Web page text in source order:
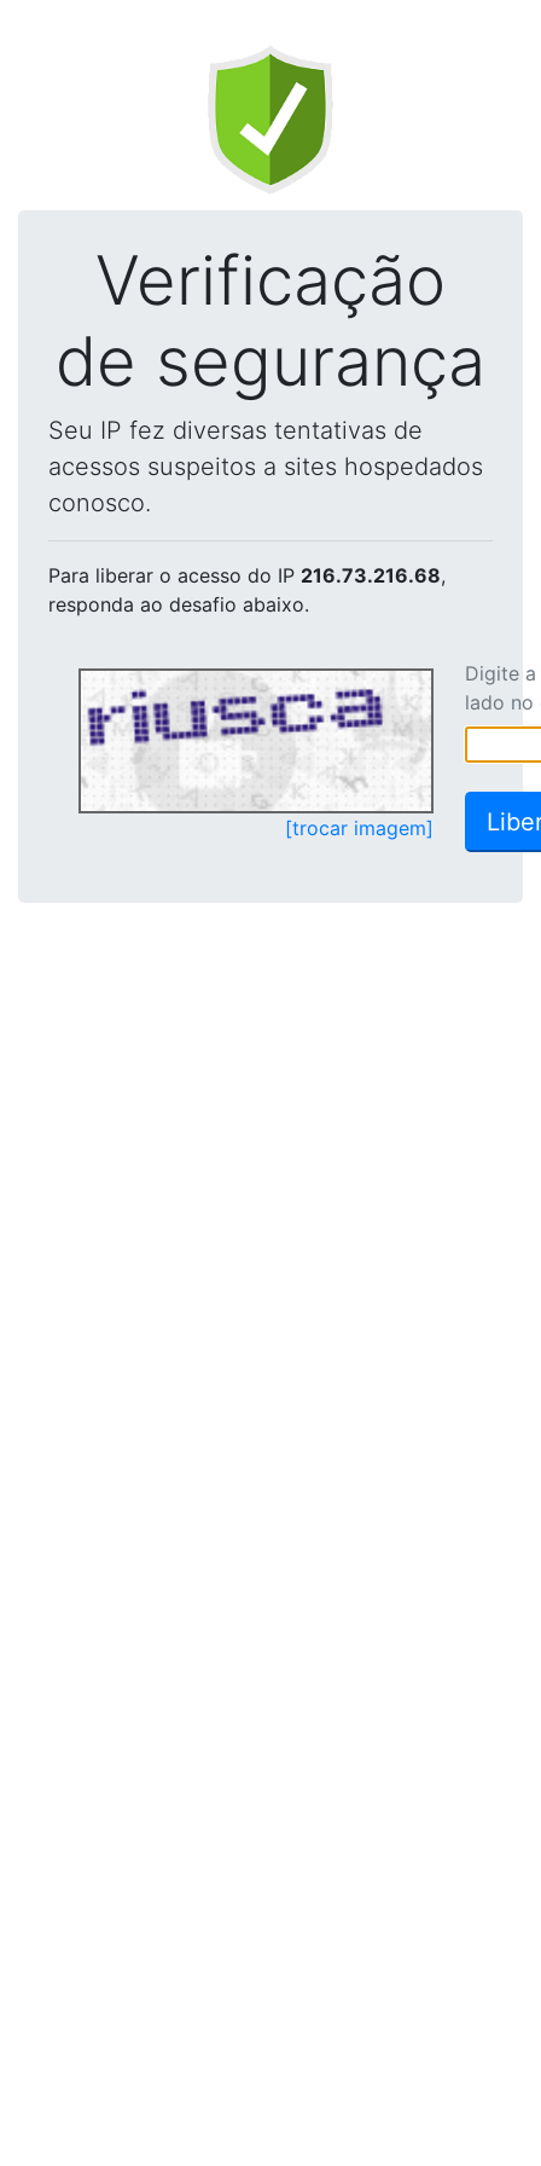
Verificação
de segurança
Seu IP fez diversas tentativas de
acessos suspeitos a sites hospedados
conosco.
Para liberar o acesso do IP 216.73.216.68,
responda ao desafio abaixo.
[trocar imagem]
Digite
lado no